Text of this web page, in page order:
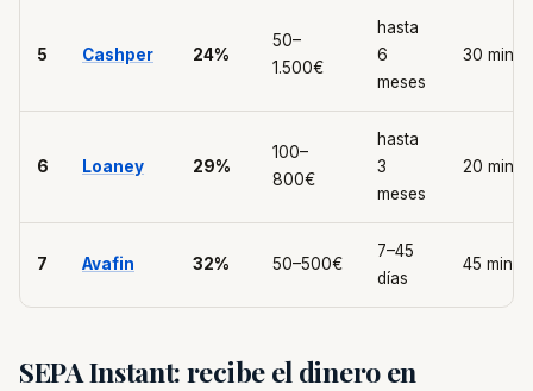
5 Cashper 24%
50–
1.500€
hasta
6
meses
30 min
6 Loaney 29%
100–
800€
hasta
3
meses
20 min
7 Avafin 32% 50–500€
7–45
días
45 min
SEPA Instant: recibe el dinero en